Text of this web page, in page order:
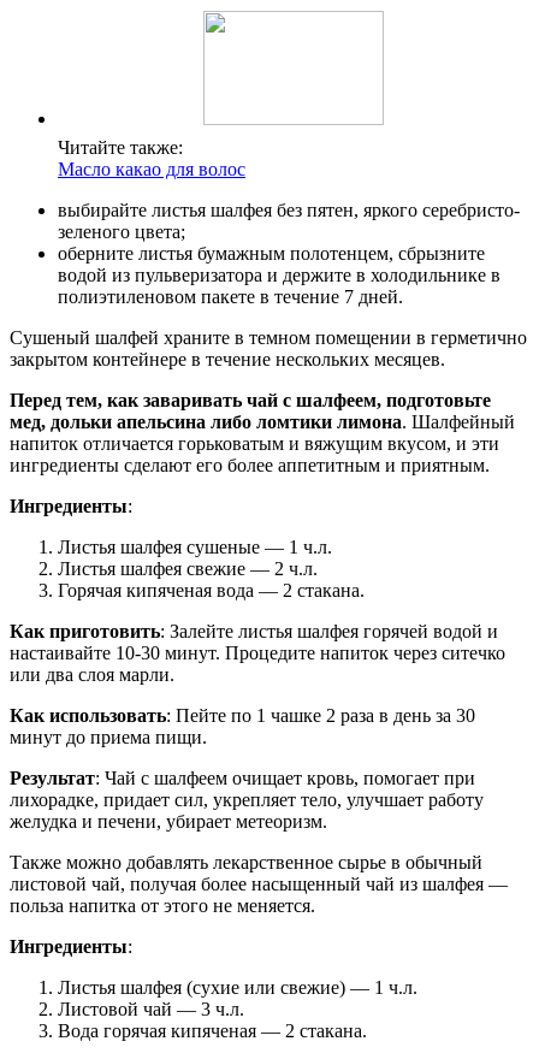
Читайте также:
Масло какао для волос
выбирайте листья шалфея без пятен, яркого серебристо-
зеленого цвета;
оберните листья бумажным полотенцем, сбрызните
водой из пульверизатора и держите в холодильнике в
полиэтиленовом пакете в течение 7 дней.
Сушеный шалфей храните в темном помещении в герметично
закрытом контейнере в течение нескольких месяцев.
Перед тем, как заваривать чай с шалфеем, подготовьте
мед, дольки апельсина либо ломтики лимона. Шалфейный
напиток отличается горьковатым и вяжущим вкусом, и эти
ингредиенты сделают его более аппетитным и приятным.
Ингредиенты:
Листья шалфея сушеные — 1 ч.л.
Листья шалфея свежие — 2 ч.л.
Горячая кипяченая вода — 2 стакана.
Как приготовить: Залейте листья шалфея горячей водой и
настаивайте 10-30 минут. Процедите напиток через ситечко
или два слоя марли.
Как использовать: Пейте по 1 чашке 2 раза в день за 30
минут до приема пищи.
Результат: Чай с шалфеем очищает кровь, помогает при
лихорадке, придает сил, укрепляет тело, улучшает работу
желудка и печени, убирает метеоризм.
Также можно добавлять лекарственное сырье в обычный
листовой чай, получая более насыщенный чай из шалфея —
польза напитка от этого не меняется.
Ингредиенты:
Листья шалфея (сухие или свежие) — 1 ч.л.
Листовой чай — 3 ч.л.
Вода горячая кипяченая — 2 стакана.